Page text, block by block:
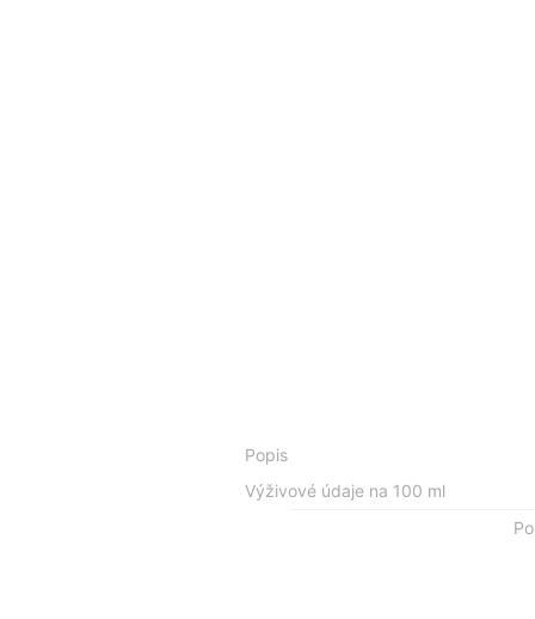
Popis
Výživové údaje na 100 ml